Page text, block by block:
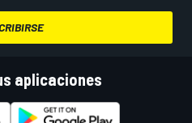
aplicaciones